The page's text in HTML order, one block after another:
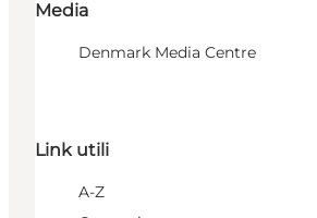
Media
Denmark Media Centre
Link utili
A-Z